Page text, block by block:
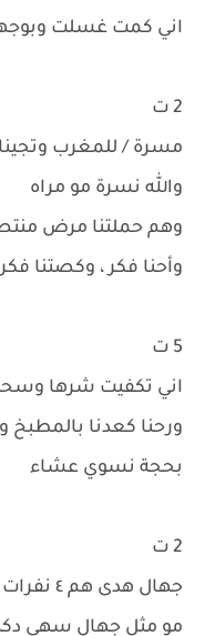
اني كمت غسلت
2 ت
مسرة / للمغرب
والله نسرة مو مراه
وهم حملتنا مرض
وأحنا فكر ، وكصتنا
5 ت
اني تكفيت شرها
ورحنا كعدنا بالمطبخ
بحجة نسوي عشاء
2 ت
جهال هدى هم ٤ نفرات بس اكبار
مو مثل جهال سهى